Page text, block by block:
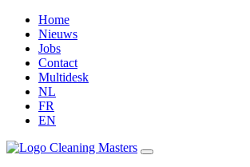
Skip
content
Home
Nieuws
Jobs
Contact
Multidesk
NL
FR
EN